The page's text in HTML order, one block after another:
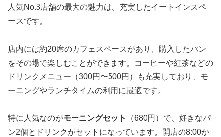
人気No.3店舗の最大の魅力は、充実したイートインスペ
ースです。
店内には約20席のカフェスペースがあり、購入したパン
をその場で楽しむことができます。コーヒーや紅茶などの
ドリンクメニュー（300円〜500円）も充実しており、モ
ーニングやランチタイムの利用に最適です。
特に人気なのがモーニングセット
（680円）で、好きなパ
ン2個とドリンクがセットになっています。開店の8:00か